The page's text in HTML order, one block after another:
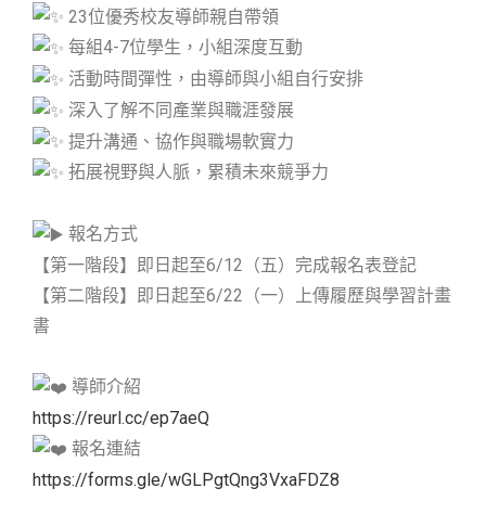
23位優秀校友導師親自帶領
每組4-7位學生，小組深度互動
活動時間彈性，由導師與小組自行安排
深入了解不同產業與職涯發展
提升溝通、協作與職場軟實力
拓展視野與人脈，累積未來競爭力
報名方式
【第一階段】即日起至6/12（五）完成報名表登記
【第二階段】即日起至6/22（一）上傳履歷與學習計畫
書
導師介紹
https://reurl.cc/ep7aeQ
報名連結
https://forms.gle/wGLPgtQng3VxaFDZ8